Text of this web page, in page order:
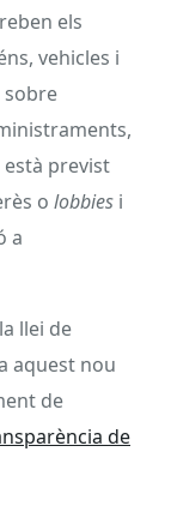
els
vehicles i
sobre
està previst
o lobbies i
a
llei de
aquest nou
de
de